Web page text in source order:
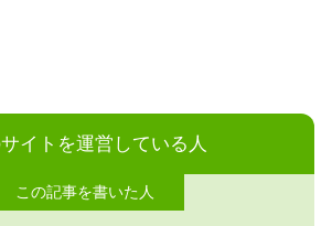
イトを運営している人